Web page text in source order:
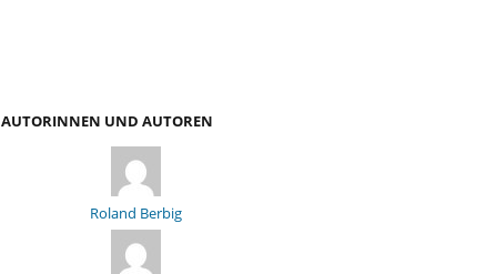
AUTORINNEN UND AUTOREN
Roland Berbig